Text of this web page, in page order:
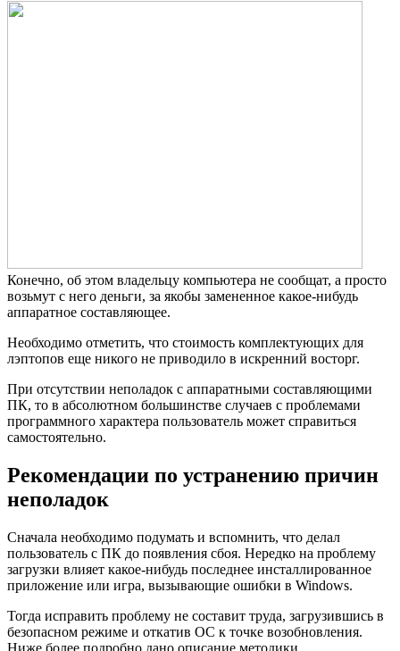
Конечно, об этом владельцу компьютера не сообщат, а просто
возьмут с него деньги, за якобы замененное какое-нибудь
аппаратное составляющее.
Необходимо отметить, что стоимость комплектующих для
лэптопов еще никого не приводило в искренний восторг.
При отсутствии неполадок с аппаратными составляющими
ПК, то в абсолютном большинстве случаев с проблемами
программного характера пользователь может справиться
самостоятельно.
Рекомендации по устранению причин
неполадок
Сначала необходимо подумать и вспомнить, что делал
пользователь с ПК до появления сбоя. Нередко на проблему
загрузки влияет какое-нибудь последнее инсталлированное
приложение или игра, вызывающие ошибки в Windows.
Тогда исправить проблему не составит труда, загрузившись в
безопасном режиме и откатив ОС к точке возобновления.
Ниже более подробно дано описание методики